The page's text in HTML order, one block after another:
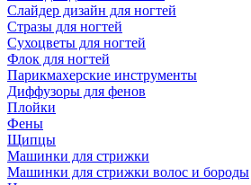
Слайдер дизайн для ногтей
Стразы для ногтей
Сухоцветы для ногтей
Флок для ногтей
Парикмахерские инструменты
Диффузоры для фенов
Плойки
Фены
Щипцы
Машинки для стрижки
Машинки для стрижки волос и бороды